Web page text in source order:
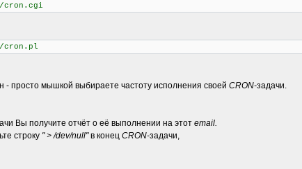
cron.cgi
cron.pl
- просто мышкой выбираете частоту исполнения своей CRON-задачи.
Вы получите отчёт о её выполнении на этот email.
строку " > /dev/null"в конец CRON-задачи,